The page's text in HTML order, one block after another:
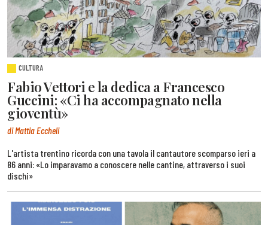
CULTURA
Fabio Vettori e la dedica a Francesco
Guccini: «Ci ha accompagnato nella
gioventù»
di Mattia Eccheli
L'artista trentino ricorda con una tavola il cantautore scomparso ieri a
86 anni: «Lo imparavamo a conoscere nelle cantine, attraverso i suoi
dischi»